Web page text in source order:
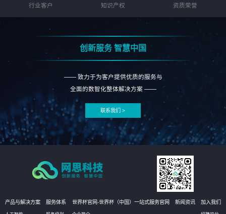
行业客户 知识产权 资质荣誉
创新服务 智慧中国
—— 致力于为客户提供优质的服务与
全面的数智化整体解决方案 ——
联系我们 >
产品与解决方案 服务体系 世界杯官网-世界杯（中国）一站式服务官网 新闻资讯 加入我们